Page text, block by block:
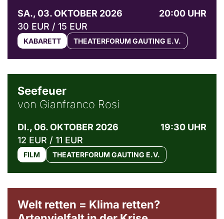
SA., 03. OKTOBER 2026
20:00 UHR
30 EUR / 15 EUR
KABARETT THEATERFORUM GAUTING E.V.
Seefeuer
von Gianfranco Rosi
DI., 06. OKTOBER 2026
19:30 UHR
12 EUR / 11 EUR
FILM THEATERFORUM GAUTING E.V.
Welt retten = Klima retten?